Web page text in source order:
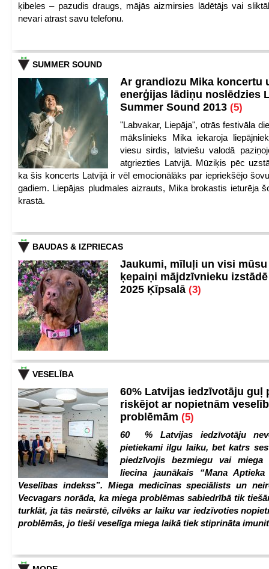
ķibeles – pazudis draugs, mājās aizmirsies lādētājs vai
nevari atrast savu telefonu.
SUMMER SOUND
Ar grandiozu Mika koncertu
enerģijas lādiņu noslēdzies
Summer Sound 2013 (5)
"Labvakar, Liepāja", otrās festivāla
mākslinieks Mika iekaroja
viesu sirdis, latviešu valodā
atgriezties Latvijā. Mūziķis pēc
ka šis koncerts Latvijā ir vēl emocionālāks par iepriekšējo
gadiem. Liepājas pludmales aizrauts, Mika brokastis ieturēja
krastā.
BAUDAS & IZPRIECAS
Jaukumi, mīluļi un visi
ķepaiņi mājdzīvnieku
2025 Ķīpsalā (3)
VESELĪBA
60% Latvijas iedzīvotāju guļ
riskējot ar nopietnām
problēmām (5)
60 % Latvijas iedzīvotāju
pietiekami ilgu laiku, bet katrs
piedzīvojis bezmiegu vai miega
liecina jaunākais “Mana
Veselības indekss”. Miega medicīnas speciālists un
Vecvagars norāda, ka miega problēmas sabiedrībā tik
turklāt, ja tās neārstē, cilvēks ar laiku var iedzīvoties
problēmās, jo tieši veselīga miega laikā tiek stiprināta